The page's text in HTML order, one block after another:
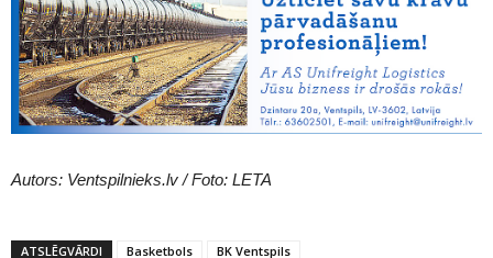
Autors: Ventspilnieks.lv / Foto: LETA
ATSLĒGVĀRDI Basketbols BK Ventspils